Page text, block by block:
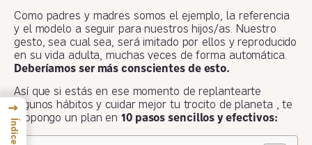
Como padres y madres somos el ejemplo, la referencia
y el modelo a seguir para nuestros hijos/as. Nuestro
gesto, sea cual sea, será imitado por ellos y reproducido
en su vida adulta, muchas veces de forma automática.
Deberíamos ser más conscientes de esto.
Así que si estás en ese momento de replantearte
algunos hábitos y cuidar mejor tu trocito de planeta , te
propongo un plan en 10 pasos sencillos y efectivos:
→
Índice